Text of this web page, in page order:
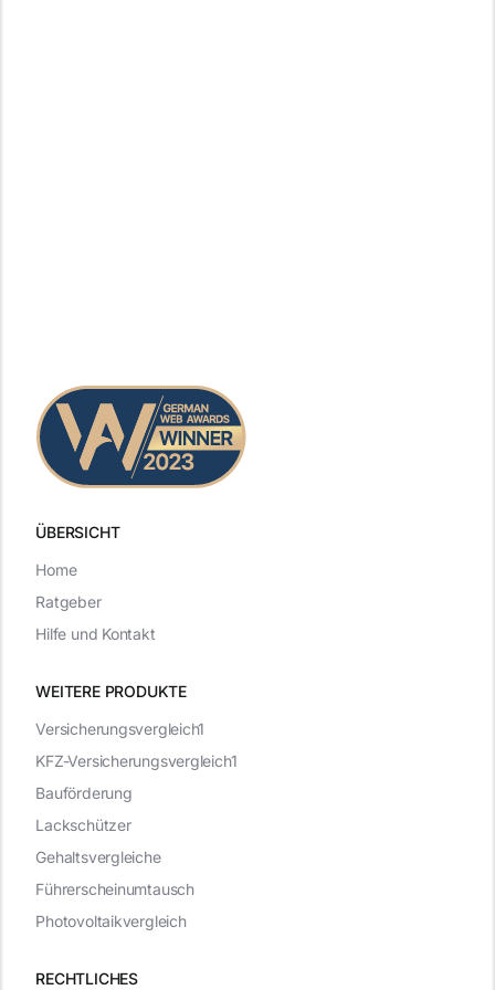
ÜBERSICHT
WEITERE PRODUKTE
RECHTLICHES
Versicherungsvergleich1
KFZ-Versicherungsvergleich1
Bauförderung
Lackschützer
Gehaltsvergleiche
Führerscheinumtausch
Photovoltaikvergleich
Home
Ratgeber
Hilfe und Kontakt